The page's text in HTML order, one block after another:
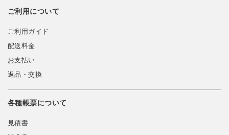
ご利用について
ご利用ガイド
配送料金
お支払い
返品・交換
各種帳票について
見積書